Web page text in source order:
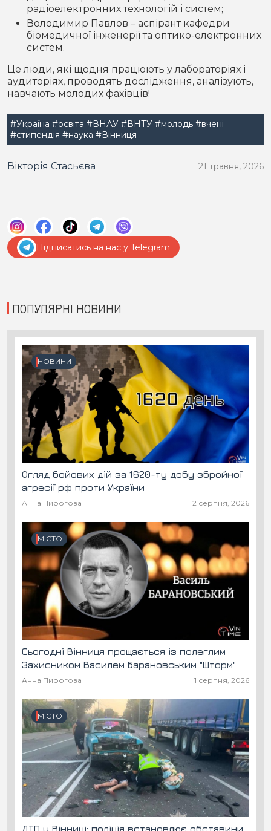
радіоелектронних технологій і систем;
Володимир Павлов – аспірант кафедри
біомедичної інженерії та оптико-електронних
систем.
Це люди, які щодня працюють у лабораторіях і
аудиторіях, проводять дослідження, аналізують,
навчають молодих фахівців!
#Україна #освіта #ВНАУ #ВНТУ #молодь #вчені
#стипендія #наука #Вінниця
Вікторія Стасьєва 21 травня, 2026
Підписатись на нас у Telegram
ПОПУЛЯРНІ НОВИНИ
НОВИНИ
Огляд бойових дій за 1620-ту добу збройної
агресії рф проти України
Анна Пирогова 2 серпня, 2026
МІСТО
Сьогодні Вінниця прощається із полеглим
Захисником Василем Барановським "Шторм"
Анна Пирогова 1 серпня, 2026
МІСТО
ДТП у Вінниці: поліція встановлює обставини